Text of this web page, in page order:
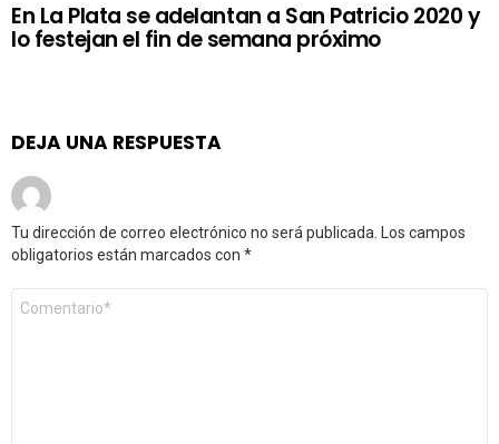
En La Plata se adelantan a San Patricio 2020 y
lo festejan el fin de semana próximo
DEJA UNA RESPUESTA
Tu dirección de correo electrónico no será publicada.
Los campos
obligatorios están marcados con *
Comentario